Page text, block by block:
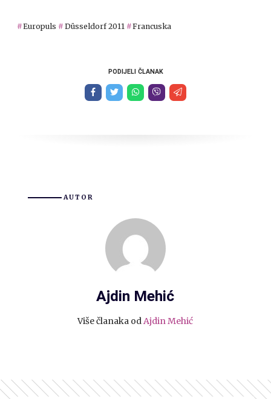
Europuls Düsseldorf 2011 Francuska
PODIJELI ČLANAK
AUTOR
Ajdin Mehić
Više članaka odAjdin Mehić